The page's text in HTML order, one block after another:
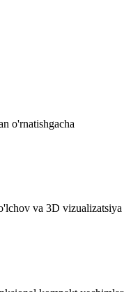
o'rnatishgacha
va 3D vizualizatsiya